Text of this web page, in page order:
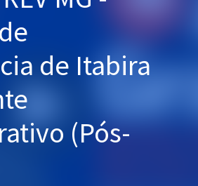
de Itabira
(Pós-